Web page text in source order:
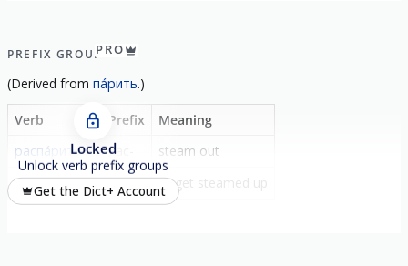
PREFIX GROUPPRO
(Derived from па́рить.)
Verb Prefix
Meaning
распа́рить
рас-
steam out
распа́риться
рас- to get steamed up
Locked
Unlock verb prefix groups
Get the Dict+ Account